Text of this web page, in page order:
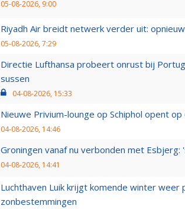
05-08-2026, 9:00
Riyadh Air breidt netwerk verder uit:
05-08-2026, 7:29
Directie Lufthansa probeert onrust bij
sussen
04-08-2026, 15:33
Nieuwe Privium-lounge op Schiphol opent
04-08-2026, 14:46
Groningen vanaf nu verbonden met
04-08-2026, 14:41
Luchthaven Luik krijgt komende winter weer
zonbestemmingen